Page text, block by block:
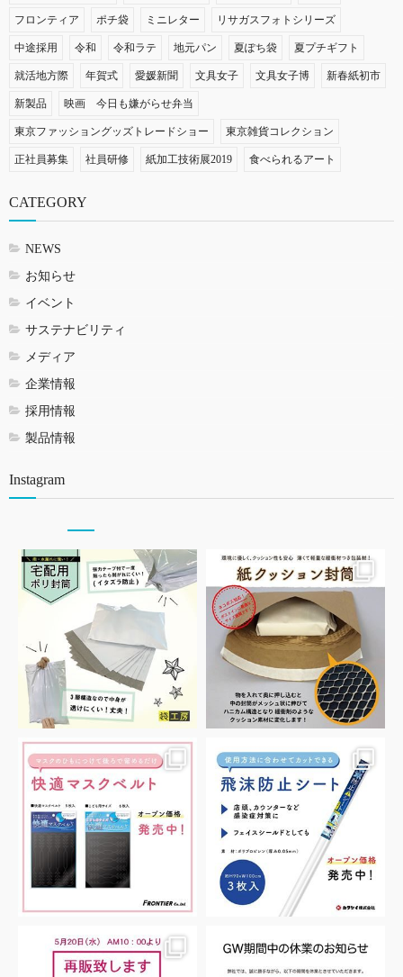
フロンティア ポチ袋 ミニレター リサガスフォトシリーズ
中途採用 令和 令和ラテ 地元パン 夏ぽち袋 夏プチギフト
就活地方際 年賀式 愛媛新聞 文具女子 文具女子博 新春紙初市
新製品 映画 今日も嫌がらせ弁当
東京ファッショングッズトレードショー 東京雑貨コレクション
正社員募集 社員研修 紙加工技術展2019 食べられるアート
CATEGORY
NEWS
お知らせ
イベント
サステナビリティ
メディア
企業情報
採用情報
製品情報
Instagram